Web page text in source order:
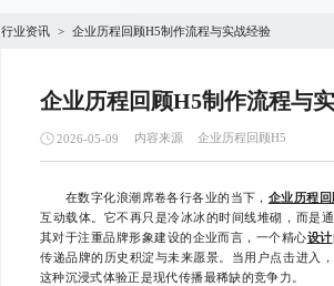
行业资讯 > 企业历程回顾H5制作流程与实战经验
企业历程回顾H5制作流程与
2026-05-09 内容来源 企业历程回顾H5
在数字化浪潮席卷各行各业的当下， 企业历程
互动载体。它不再只是冷冰冰的时间线堆砌，而是
其对于注重品牌形象建设的企业而言，一个精心设计
传递品牌的历史积淀与未来愿景。当用户点击进入
这种沉浸式体验正是现代传播最稀缺的竞争力。